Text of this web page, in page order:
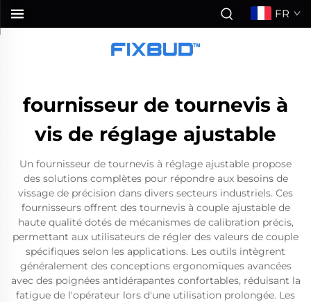
FR
fournisseur de tournevis à
vis de réglage ajustable
Un fournisseur de tournevis à réglage ajustable propose
des solutions complètes pour répondre aux besoins de
vissage de précision dans divers secteurs industriels. Ces
fournisseurs offrent des tournevis à couple ajustable de
haute qualité dotés de mécanismes de calibration précis,
permettant aux utilisateurs de régler des valeurs de couple
spécifiques selon les applications. Les outils intègrent
généralement des conceptions ergonomiques avancées
avec des poignées antidérapantes confortables, réduisant la
fatigue de l'opérateur lors d'une utilisation prolongée. Les